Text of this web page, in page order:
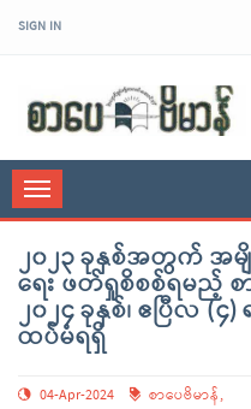
SIGN IN
Toggle
navigation
၂၀၂၃ ခုနှစ်အတွက် အမ
ရေး ဖတ်ရှုစိစစ်ရမည့်
၂၀၂၄ ခုနှစ်၊ ဧပြီလ (
ထပ်မံရရှိ
04-Apr-2024 စာပေဗိမာန်,